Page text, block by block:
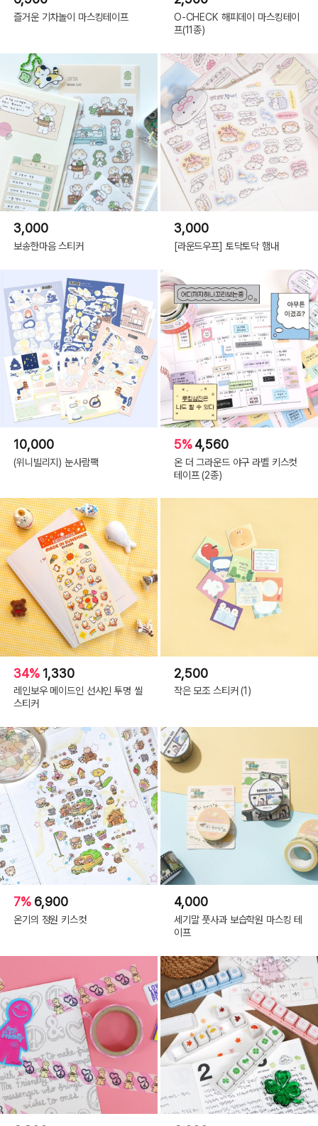
즐거운 기차놀이 마스킹테이프
O-CHECK 해피데이 마스킹테이
프(11종)
3,000
보송한마음 스티커
3,000
[라운드우프] 토닥토닥 햄내
10,000
(위니빌리지) 눈사람팩
5%4,560
온 더 그라운드 야구 라벨 키스컷
테이프 (2종)
34% 1,330
레인보우 메이드인 선샤인 투명 씰
스티커
2,500
작은 모조 스티커 (1)
7% 6,900
온기의 정원 키스컷
4,000
세기말 풋사과 보습학원 마스킹 테
이프